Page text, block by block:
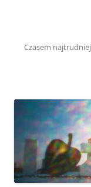
Czasem